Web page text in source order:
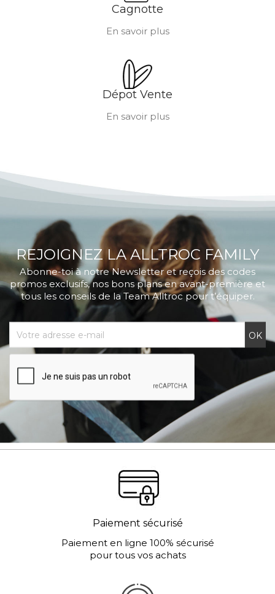
Cagnotte
En savoir plus
Dépot Vente
En savoir plus
REJOIGNEZ LA ALLTROC FAMILY
Abonne-toi à notre Newsletter et reçois des codes
promos exclusifs, nos bons plans en avant-première et
tous les conseils de la Team Alltroc pour t’équiper.
Paiement sécurisé
Paiement en ligne 100% sécurisé
pour tous vos achats